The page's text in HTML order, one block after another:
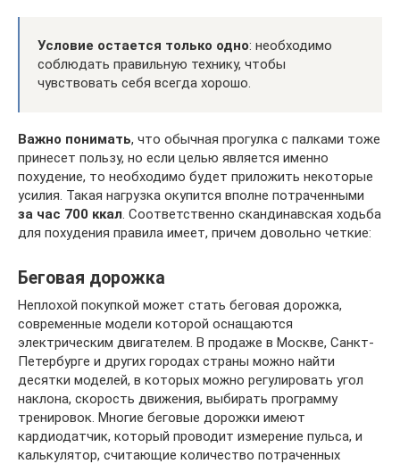
Условие остается только одно: необходимо
соблюдать правильную технику, чтобы
чувствовать себя всегда хорошо.
Важно понимать, что обычная прогулка с палками тоже
принесет пользу, но если целью является именно
похудение, то необходимо будет приложить некоторые
усилия. Такая нагрузка окупится вполне потраченными
за час 700 ккал. Соответственно скандинавская ходьба
для похудения правила имеет, причем довольно четкие:
Беговая дорожка
Неплохой покупкой может стать беговая дорожка,
современные модели которой оснащаются
электрическим двигателем. В продаже в Москве, Санкт-
Петербурге и других городах страны можно найти
десятки моделей, в которых можно регулировать угол
наклона, скорость движения, выбирать программу
тренировок. Многие беговые дорожки имеют
кардиодатчик, который проводит измерение пульса, и
калькулятор, считающие количество потраченных